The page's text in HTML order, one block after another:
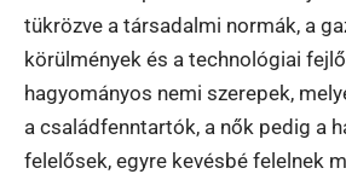
tükrözve a társadalmi normák, a
körülmények és a technológiai
hagyományos nemi szerepek,
a családfenntartók, a nők pedig a
felelősek, egyre kevésbé felelnek